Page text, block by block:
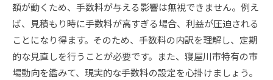
額が動くため、手数料が与える影響は無視できません。例え
ば、見積もり時に手数料が高すぎる場合、利益が圧迫される
ことになり得ます。そのため、手数料の内訳を理解し、定期
的な見直しを行うことが必要です。また、寝屋川市特有の市
場動向を鑑みて、現実的な手数料の設定を心掛けましょう。